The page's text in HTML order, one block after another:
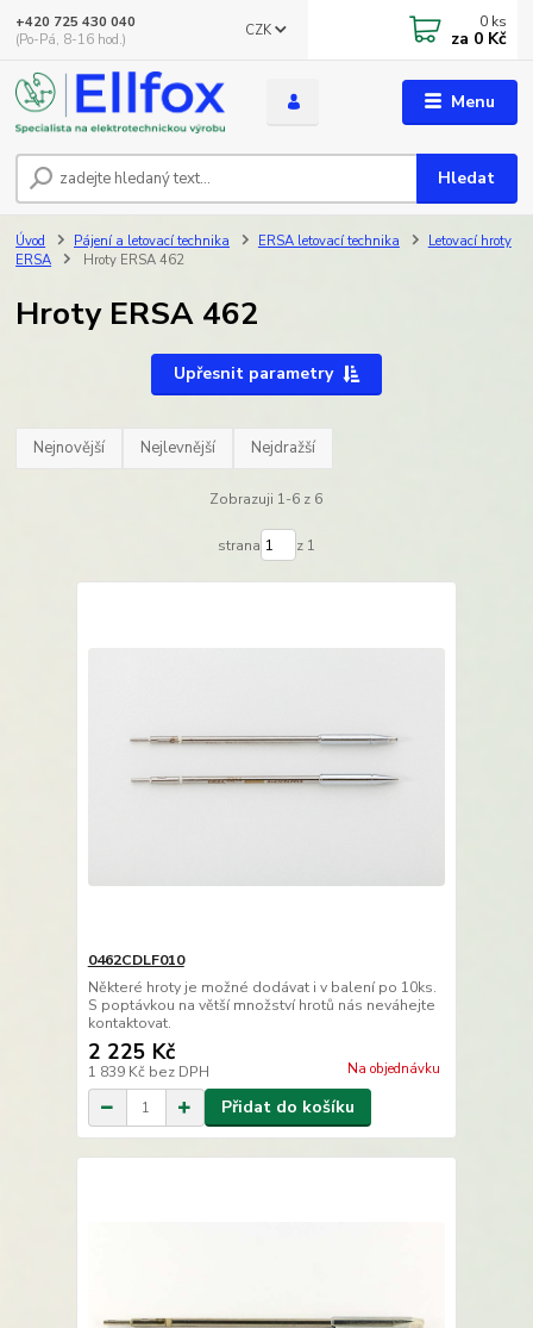
Menu
CZK
Hledat
+420 725 430 040
(Po-Pá, 8-16 hod.)
0 ks
za 0 Kč
Úvod Pájení a letovací technika ERSA letovací technika
Letovací hroty
ERSA
Hroty ERSA 462
Hroty ERSA 462
Upřesnit parametry
Nejnovější Nejlevnější Nejdražší
Zobrazuji 1-6 z 6
strana z 1
0462CDLF010
Některé hroty je možné dodávat i v balení po 10ks.
S poptávkou na větší množství hrotů nás neváhejte
kontaktovat.
2 225 Kč
1 839 Kč bez DPH Na objednávku
Přidat do košíku